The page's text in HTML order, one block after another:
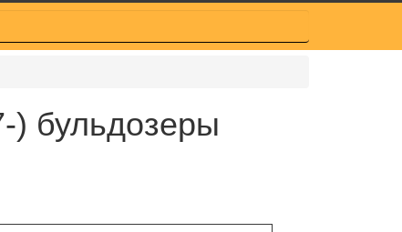
) бульдозеры